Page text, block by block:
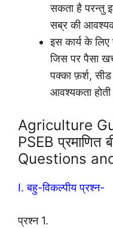
सकता है परन्तु
सब्र की
इस कार्य के लिए
जिस पर पैसा
पक्का फ़र्श,
आवश्यकता होती
Agriculture
PSEB
Questions
I. बहु-विकल्पीय प्रश्न-
प्रश्न 1.